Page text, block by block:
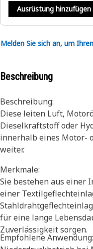
Ausrüstung hinzufügen
Melden Sie sich an, um
Beschreibung
Beschreibung:
Diese leiten Luft,
Dieselkraftstoff oder
innerhalb eines Motor-
weiter.
Merkmale:
Sie bestehen aus einer
einer
für eine lange
Zuverlässigkeit sorgen.
Empfohlene Anwendung: